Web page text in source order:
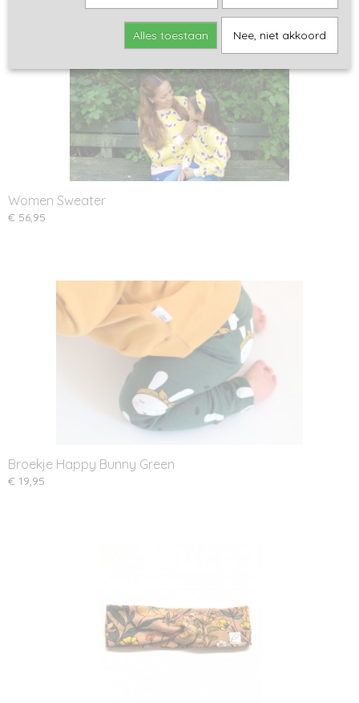
Women Sweater
€ 56,95
Broekje Happy Bunny Green
€ 19,95
Alles toestaan Nee, niet akkoord